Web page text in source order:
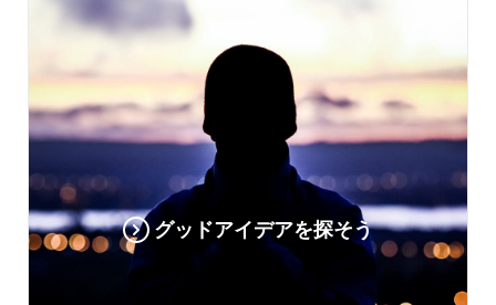
グッドアイデアを探そう